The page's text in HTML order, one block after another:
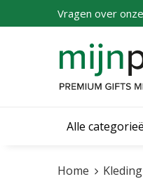
Vragen over
Alle
Home